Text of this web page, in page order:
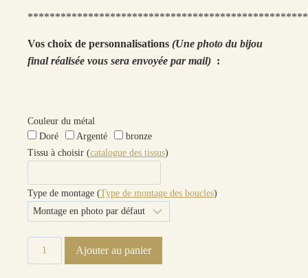
Vos choix de personnalisations (Une photo du bijou
final réalisée vous sera envoyée par mail):
Couleur du métal
Doré
Argenté
bronze
Tissu à choisir (catalogue des tissus)
Type de montage (Type de montage des boucles)
Ajouter au panier